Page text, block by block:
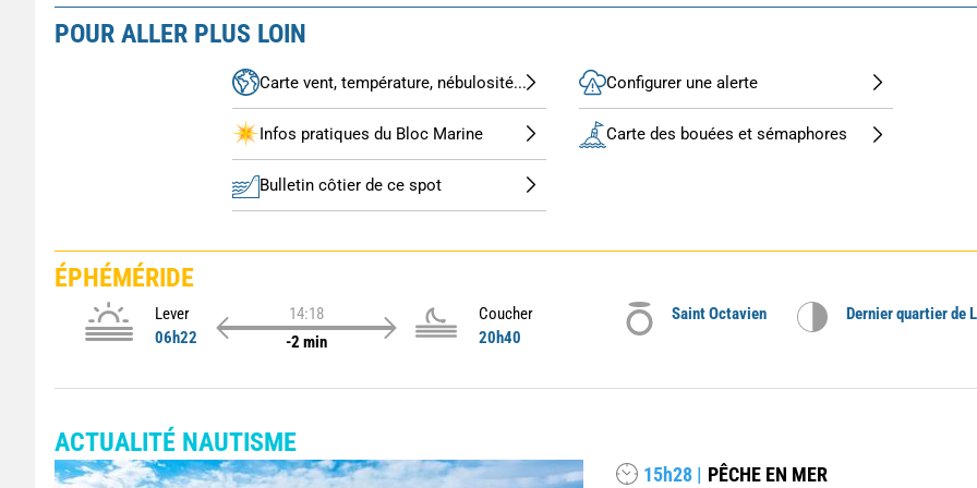
POUR ALLER PLUS LOIN
Carte vent, température, nébulosité...
Infos pratiques du Bloc Marine
Bulletin côtier de ce spot
Configurer une alerte
Carte des bouées et sémaphores
ÉPHÉMÉRIDE
Lever
06h22
14:18
-2 min
Coucher
20h40
Saint Octavien Dernier quartier de
ACTUALITÉ NAUTISME
15h28 | PÊCHE EN MER